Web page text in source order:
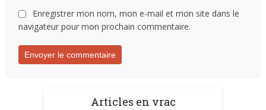
Enregistrer mon nom, mon e-mail et mon site dans le
navigateur pour mon prochain commentaire.
Articles en vrac